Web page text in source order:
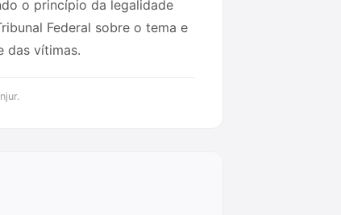
o princípio da legalidade
Federal sobre o tema e
das vítimas.